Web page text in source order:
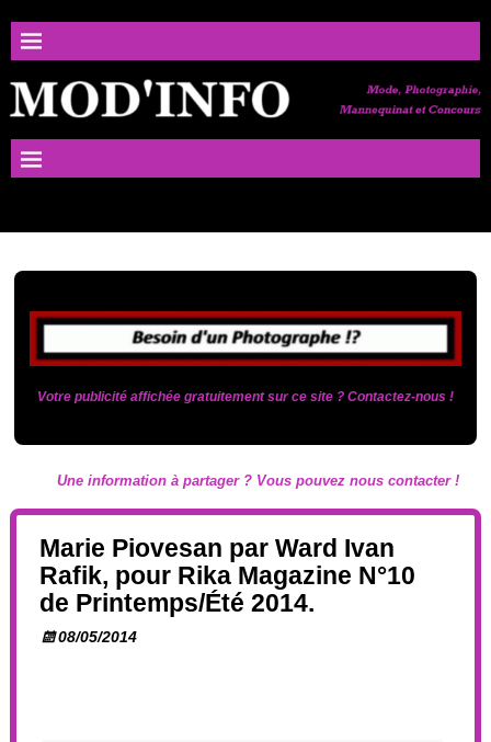
Votre publicité affichée gratuitement sur ce site ? Contactez-nous !
Une information à partager ? Vous pouvez nous contacter !
Marie Piovesan par Ward Ivan
Rafik, pour Rika Magazine N°10
de Printemps/Été 2014.
08/05/2014